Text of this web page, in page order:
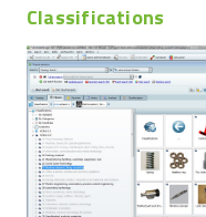
Classifications